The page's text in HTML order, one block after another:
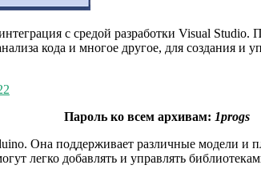
с средой разработки Visual
кода и многое другое, для создания
Пароль ко всем архивам: 1progs
Она поддерживает различные модели и
легко добавлять и управлять